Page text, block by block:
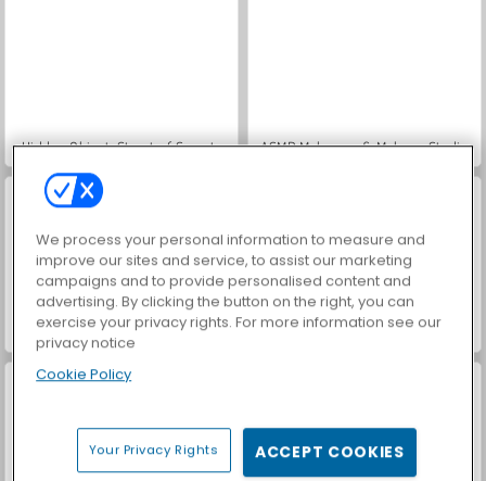
Hidden Object: Street of Secrets ASMR Makeover & Makeup Studio
Farm Merge Valley Car Parking City Duel
We process your personal information to measure and
improve our sites and service, to assist our marketing
campaigns and to provide personalised content and
advertising. By clicking the button on the right, you can
exercise your privacy rights. For more information see our
privacy notice
Cookie Policy
Your Privacy Rights ACCEPT COOKIES